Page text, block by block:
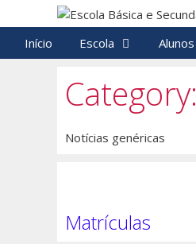
para
conteúdo
Início Escola Alunos
Category:
Notícias genéricas
Matrículas